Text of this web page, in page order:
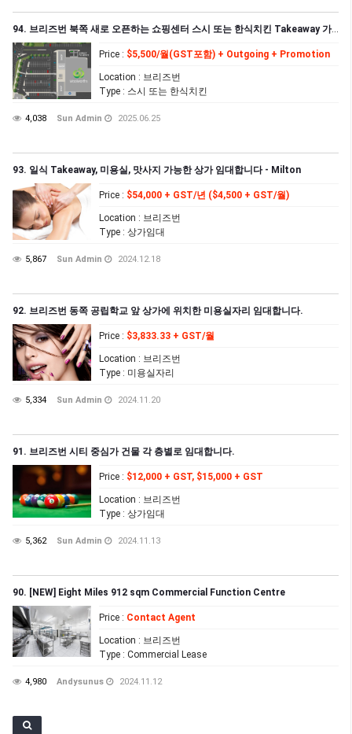
94. 브리즈번 북쪽 새로 오픈하는 쇼핑센터 스시 또는 한식치킨 Takeaway 가능한 자리 임대합니다
Price : $5,500/월(GST포함) + Outgoing + Promotion
Location : 브리즈번
Type : 스시 또는 한식치킨
4,038 Sun Admin 2025.06.25
93. 일식 Takeaway, 미용실, 맛사지 가능한 상가 임대합니다 - Milton
Price : $54,000 + GST/년 ($4,500 + GST/월)
Location : 브리즈번
Type : 상가임대
5,867 Sun Admin 2024.12.18
92. 브리즈번 동쪽 공립학교 앞 상가에 위치한 미용실자리 임대합니다.
Price : $3,833.33 + GST/월
Location : 브리즈번
Type : 미용실자리
5,334 Sun Admin 2024.11.20
91. 브리즈번 시티 중심가 건물 각 층별로 임대합니다.
Price : $12,000 + GST, $15,000 + GST
Location : 브리즈번
Type : 상가임대
5,362 Sun Admin 2024.11.13
90. [NEW] Eight Miles 912 sqm Commercial Function Centre
Price : Contact Agent
Location : 브리즈번
Type : Commercial Lease
4,980 Andysunus 2024.11.12